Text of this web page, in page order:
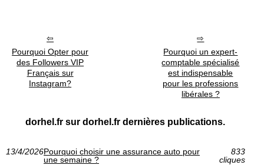
Pourquoi Opter pour
des Followers VIP
Français sur
Instagram?
Pourquoi un expert-
comptable spécialisé
est indispensable
pour les professions
libérales ?
dorhel.fr sur dorhel.fr dernières publications.
13/4/2026Pourquoi choisir une assurance auto pour
une semaine ?
833
cliques